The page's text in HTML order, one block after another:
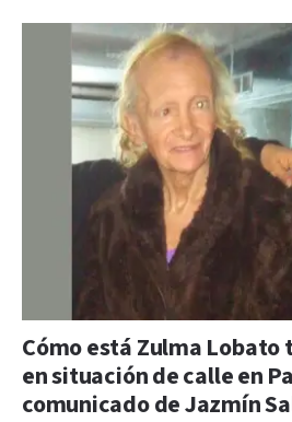
Cómo está Zulma Lobato
en situación de calle en
comunicado de Jazmín